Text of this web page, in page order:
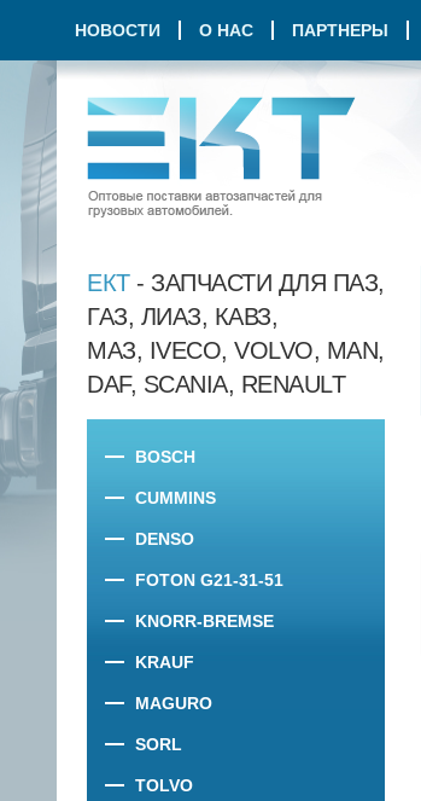
НОВОСТИ О НАС ПАРТНЕРЫ
ЕКТ- ЗАПЧАСТИ ДЛЯ ПАЗ,
ГАЗ, ЛИАЗ, КАВЗ,
МАЗ, IVECO, VOLVO, MAN,
DAF, SCANIA, RENAULT
BOSCH
CUMMINS
DENSO
FOTON G21-31-51
KNORR-BREMSE
KRAUF
MAGURO
SORL
TOLVO